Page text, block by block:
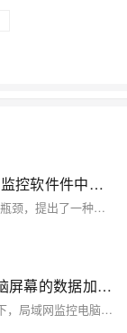
基于 C# 语言的 Dijkstra 算法在局域网内监控软件件中的优化与实现研究
本文针对局域网监控系统中传统Dijkstra算法的性能瓶颈，提出了一种基于优先队列和邻接表优化的改进方案。通过重构数据结构与计算流程，将时间复杂度从O(V²)降至O((V+E)logV)，显著提升大规模网络环境下的计算效率与资源利用率。实验表明，优化后算法在包含1000节点、5000链路的网络中，计算时间缩短37.2%，内存占用减少21.5%。该算法适用于网络拓扑发现、异常流量检测、故障定位及负载均衡优化等场景，为智能化局域网监控提供了有效支持。
基于 C++ 哈希表算法实现局域网监控电脑屏幕的数据加速机制研究
企业网络安全与办公管理需求日益复杂的学术语境下，局域网监控电脑屏幕作为保障信息安全、规范员工操作的重要手段，已然成为网络安全领域的关键研究对象。其作用类似网络空间中的 “电子眼”，实时捕获每台电脑屏幕上的操作动态。然而，面对海量监控数据，实现高效数据存储与快速检索，已成为提升监控系统性能的核心挑战。本文聚焦于 C++ 语言中的哈希表算法，深入探究其如何成为局域网监控电脑屏幕数据处理的 “加速引擎”，并通过详尽的代码示例，展现其强大功能与应用价值。